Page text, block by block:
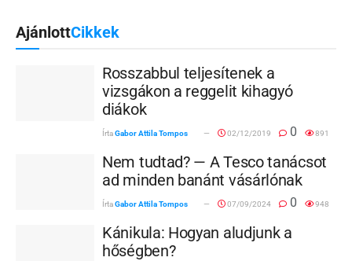
AjánlottCikkek
Rosszabbul teljesítenek a
vizsgákon a reggelit kihagyó
diákok
ÍrtaGabor Attila Tompos 02/12/2019 0 891
Nem tudtad? — A Tesco tanácsot
ad minden banánt vásárlónak
ÍrtaGabor Attila Tompos 07/09/2024 0 948
Kánikula: Hogyan aludjunk a
hőségben?